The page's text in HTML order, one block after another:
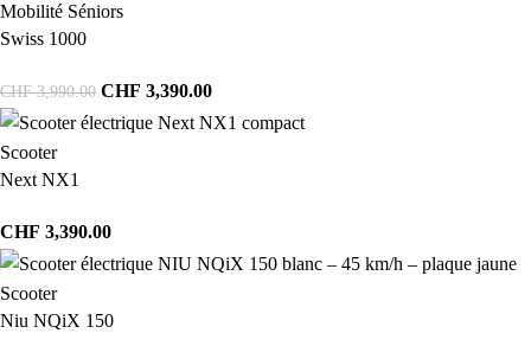
Mobilité Séniors
Swiss 1000
CHF3,990.00 CHF 3,390.00
Scooter
Next NX1
CHF 3,390.00
Scooter
Niu NQiX 150